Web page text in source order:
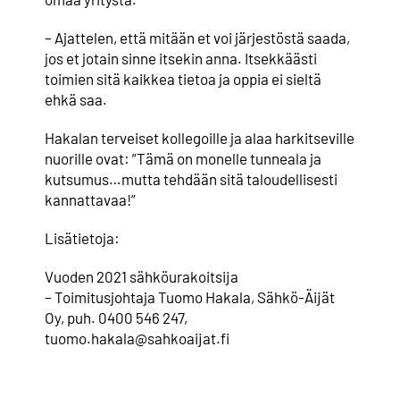
– Ajattelen, että mitään et voi järjestöstä saada,
jos et jotain sinne itsekin anna. Itsekkäästi
toimien sitä kaikkea tietoa ja oppia ei sieltä
ehkä saa.
Hakalan terveiset kollegoille ja alaa harkitseville
nuorille ovat: ”Tämä on monelle tunneala ja
kutsumus…mutta tehdään sitä taloudellisesti
kannattavaa!”
Lisätietoja:
Vuoden 2021 sähköurakoitsija
– Toimitusjohtaja Tuomo Hakala, Sähkö-Äijät
Oy, puh. 0400 546 247,
tuomo.hakala@sahkoaijat.fi